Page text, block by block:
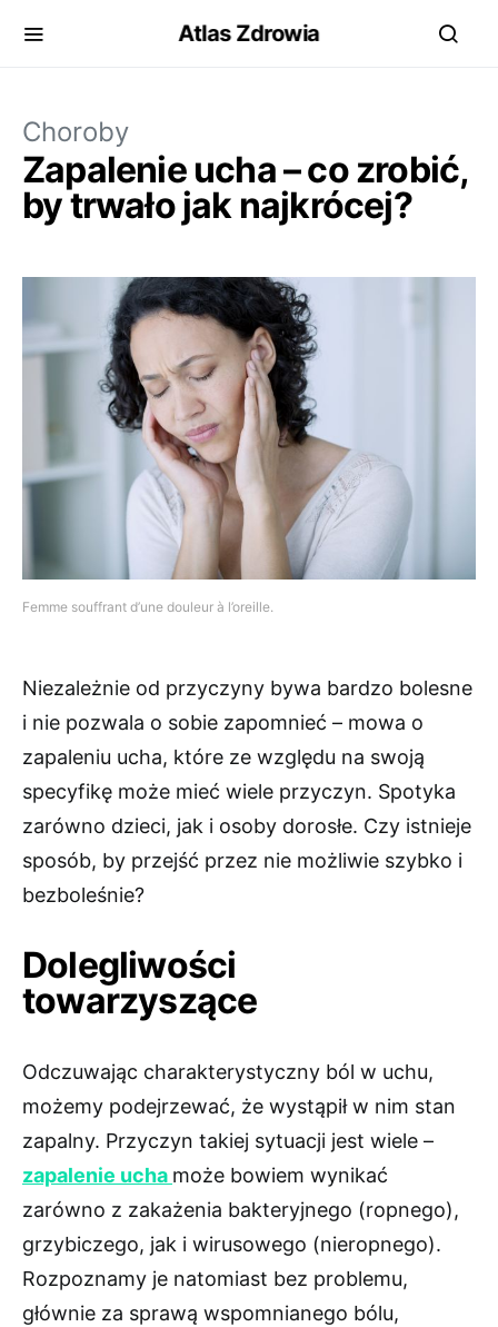
Atlas Zdrowia
Choroby
Zapalenie ucha – co zrobić,
by trwało jak najkrócej?
Femme souffrant d’une douleur à l’oreille.
Niezależnie od przyczyny bywa bardzo bolesne
i nie pozwala o sobie zapomnieć – mowa o
zapaleniu ucha, które ze względu na swoją
specyfikę może mieć wiele przyczyn. Spotyka
zarówno dzieci, jak i osoby dorosłe. Czy istnieje
sposób, by przejść przez nie możliwie szybko i
bezboleśnie?
Dolegliwości
towarzyszące
Odczuwając charakterystyczny ból w uchu,
możemy podejrzewać, że wystąpił w nim stan
zapalny. Przyczyn takiej sytuacji jest wiele –
zapalenie ucha może bowiem wynikać
zarówno z zakażenia bakteryjnego (ropnego),
grzybiczego, jak i wirusowego (nieropnego).
Rozpoznamy je natomiast bez problemu,
głównie za sprawą wspomnianego bólu,